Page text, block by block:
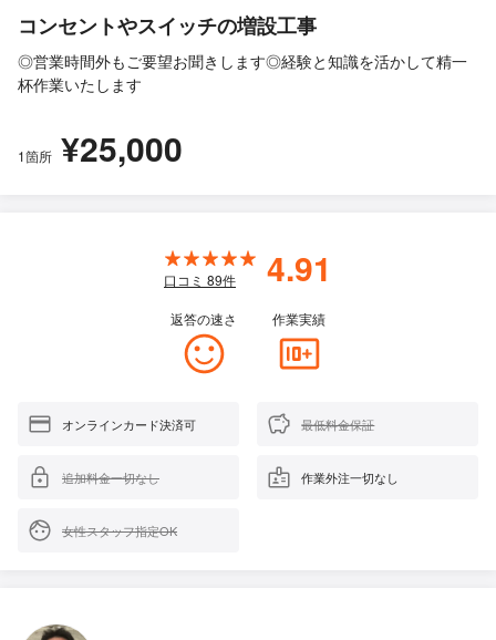
コンセントやスイッチの増設工事
◎営業時間外もご要望お聞きします◎経験と知識を活かして精一
杯作業いたします
1箇所 ¥25,000
口コミ 89件 4.91
返答の速さ 作業実績
オンラインカード決済可 最低料金保証
追加料金一切なし 作業外注一切なし
女性スタッフ指定OK